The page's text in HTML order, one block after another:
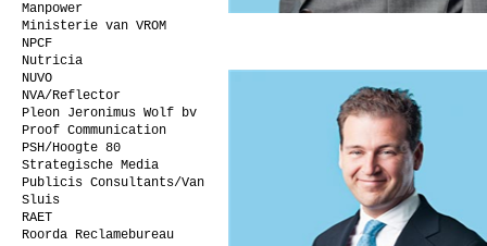
Manpower
Ministerie van VROM
NPCF
Nutricia
NUVO
NVA/Reflector
Pleon Jeronimus Wolf bv
Proof Communication
PSH/Hoogte 80
Strategische Media
Publicis Consultants/Van
Sluis
RAET
Roorda Reclamebureau